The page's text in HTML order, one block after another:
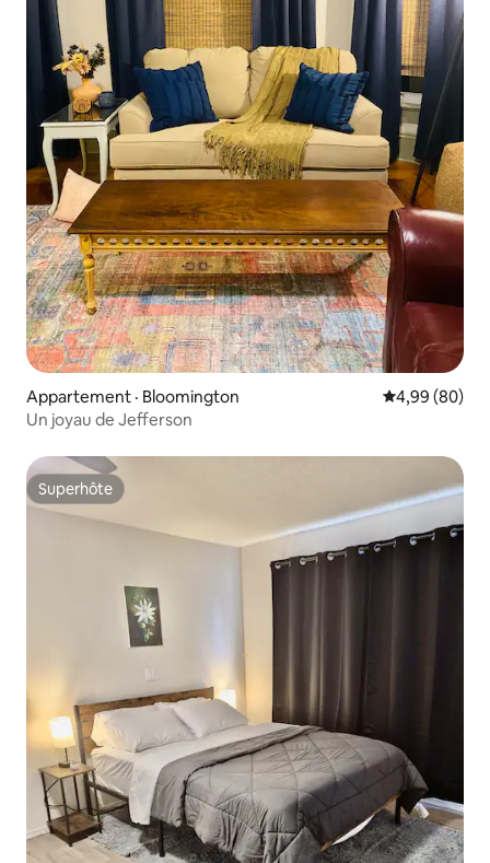
Appartement · Bloomington Note
4,99 (80)
Un joyau de Jefferson
Superhôte
Superhôte